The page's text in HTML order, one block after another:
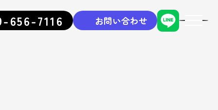
656-7116 お問い合わせ
toggle